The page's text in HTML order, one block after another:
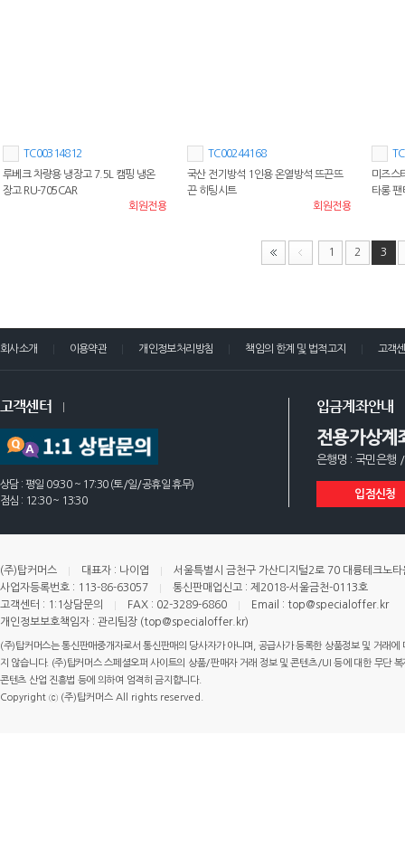
TC00314812
루베크 차량용 냉장고 7.5L 캠핑 냉온
장고 RU-705CAR
회원전용
TC00244168
국산 전기방석 1인용 온열방석 뜨끈뜨
끈 히팅시트
회원전용
미즈스
타롱 팬
1 2 3
회사소개 이용약관 개인정보처리방침 책임의 한계 및 법적고지 고객
고객센터
상담 : 평일 09:30 ~ 17:30 (토/일/공휴일 휴무)
점심 : 12:30 ~ 13:30
입금계좌안내
전용가상계
은행명 : 국민은행
입점신청
(주)탑커머스 대표자 : 나이엽
서울특별시 금천구 가산디지털2로 70 대륭테크노
사업자등록번호 : 113-86-63057
통신판매업신고 : 제2018-서울금천-0113호
고객센터 : 1:1상담문의
FAX : 02-3289-6860
Email : top@specialoffer.kr
개인정보보호책임자 : 관리팀장 (top@specialoffer.kr)
(주)탑커머스는 통신판매중개자로서 통신판매의 당사자가 아니며, 공급사가 등록한 상품정보 및 거래
지 않습니다. (주)탑커머스 스페셜오퍼 사이트의 상품/판매자 거래 정보 및 콘텐츠/UI 등에 대한 무단
콘텐츠 산업 진흥법 등에 의하여 엄격히 금지합니다.
Copyright ⓒ (주)탑커머스 All rights reserved.